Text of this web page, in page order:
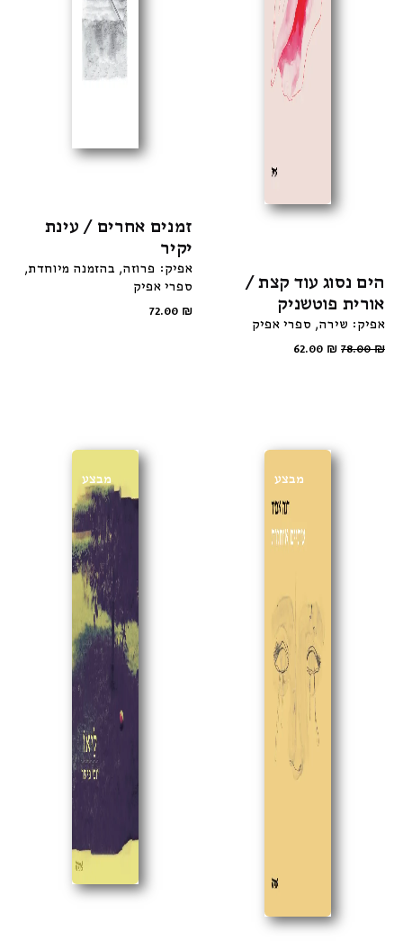
הים נסוג עוד קצת /
אורית פוטשניק
אפיק: שירה ספרי אפיק
78.00₪
62.00 ₪
זמנים אחרים / עינת
יקיר
אפיק: פרוזה בהזמנה מיוחדת
ספרי אפיק
72.00 ₪
מבצע מבצע